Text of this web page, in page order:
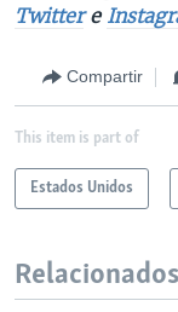
Twittere
Compartir
This item is part of
Estados Unidos
Relacionados